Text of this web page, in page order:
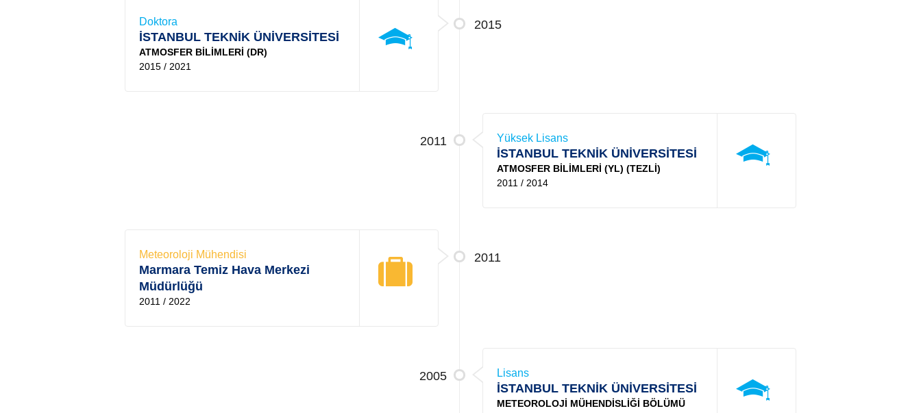
2015
Doktora
İSTANBUL TEKNİK ÜNİVERSİTESİ
ATMOSFER BİLİMLERİ (DR)
2015 / 2021
2011 Yüksek Lisans
İSTANBUL TEKNİK ÜNİVERSİTESİ
ATMOSFER BİLİMLERİ (YL) (TEZLİ)
2011 / 2014
2011
Meteoroloji Mühendisi
Marmara Temiz Hava Merkezi
Müdürlüğü
2011 / 2022
2005 Lisans
İSTANBUL TEKNİK ÜNİVERSİTESİ
METEOROLOJİ MÜHENDİSLİĞİ BÖLÜMÜ